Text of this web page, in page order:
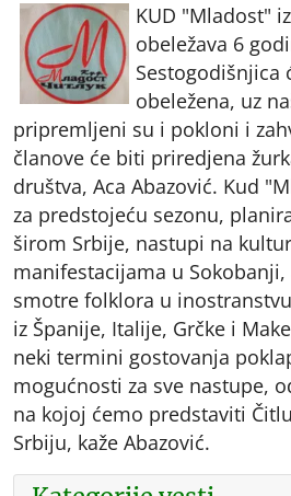
KUD "Mladost"
obeležava 6
Sestogodišnjica
obeležena, uz
pripremljeni su i pokloni i
članove će biti priredjena
društva, Aca Abazović. Kud
za predstojeću sezonu,
širom Srbije, nastupi na
manifestacijama u Sokobanji,
smotre folklora u
iz Španije, Italije, Grčke i
neki termini gostovanja
mogućnosti za sve nastupe,
na kojoj ćemo predstaviti
Srbiju, kaže Abazović.